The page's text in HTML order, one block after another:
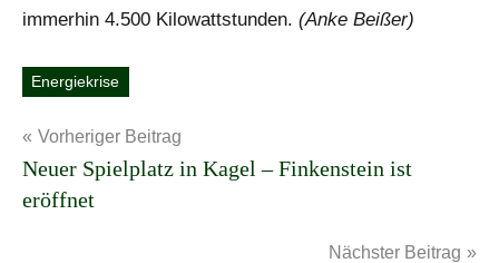
immerhin 4.500 Kilowattstunden. (Anke Beißer)
Schlagwörter
Energiekrise
Beitragsnavigation
Vorheriger Beitrag
Neuer Spielplatz in Kagel – Finkenstein ist
eröffnet
Nächster Beitrag